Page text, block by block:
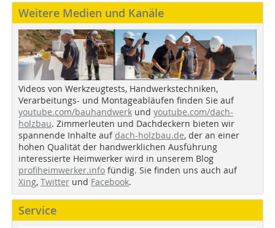
Weitere Medien und Kanäle
Videos von Werkzeugtests, Handwerkstechniken,
Verarbeitungs- und Montageabläufen finden Sie auf
youtube.com/bauhandwerk und youtube.com/dach-
holzbau. Zimmerleuten und Dachdeckern bieten wir
spannende Inhalte auf dach-holzbau.de, der an einer
hohen Qualität der handwerklichen Ausführung
interessierte Heimwerker wird in unserem Blog
profiheimwerker.info fündig. Sie finden uns auch auf
Xing, Twitter und Facebook.
Service